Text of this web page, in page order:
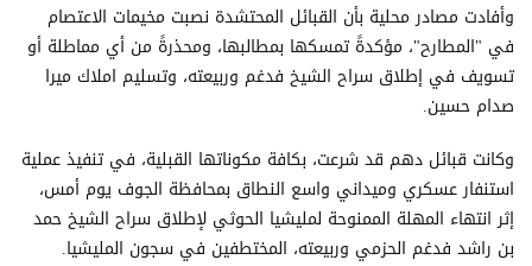
​وأفادت مصادر محلية بأن القبائل المحتشدة نصبت مخيمات الاعتصام
في "المطارح"، مؤكدةً تمسكها بمطالبها، ومحذرةً من أي مماطلة أو
تسويف في إطلاق سراح الشيخ فدغم وربيعته، وتسليم املاك ميرا
صدام حسين.
​وكانت قبائل دهم قد شرعت، بكافة مكوناتها القبلية، في تنفيذ عملية
استنفار عسكري وميداني واسع النطاق بمحافظة الجوف يوم أمس،
إثر انتهاء المهلة الممنوحة لمليشيا الحوثي لإطلاق سراح الشيخ حمد
بن راشد فدغم الحزمي وربيعته، المختطفين في سجون المليشيا.